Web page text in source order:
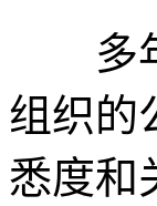
多年
组织的
悉度和